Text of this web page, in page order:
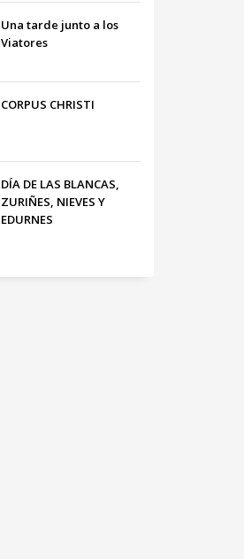
Una tarde junto a los
Viatores
CORPUS CHRISTI
DÍA DE LAS BLANCAS,
ZURIÑES, NIEVES Y
EDURNES